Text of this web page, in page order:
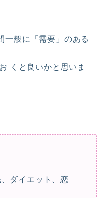
一般に「需要」のある
くと良いかと思いま
、ダイエット、恋